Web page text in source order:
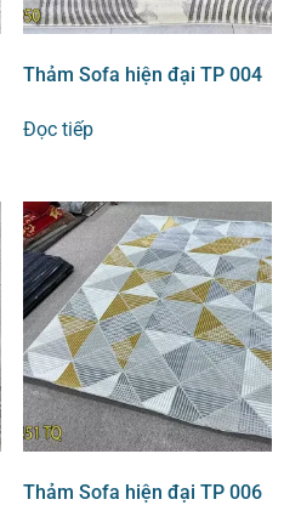
Thảm Sofa hiện đại TP 004
Đọc tiếp
Thảm Sofa hiện đại TP 006